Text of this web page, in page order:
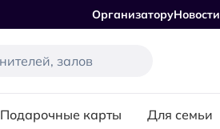
ОрганизаторуНовости
Подарочные карты Для семьи